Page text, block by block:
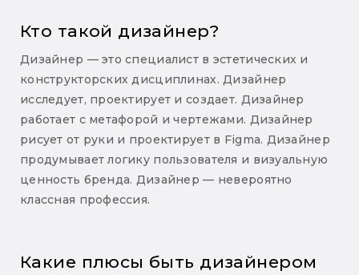
Кто такой дизайнер?
Дизайнер — это специалист в эстетических и
конструкторских дисциплинах. Дизайнер
исследует, проектирует и создает. Дизайнер
работает с метафорой и чертежами. Дизайнер
рисует от руки и проектирует в Figma. Дизайнер
продумывает логику пользователя и визуальную
ценность бренда. Дизайнер — невероятно
классная профессия.
Какие плюсы быть дизайнером